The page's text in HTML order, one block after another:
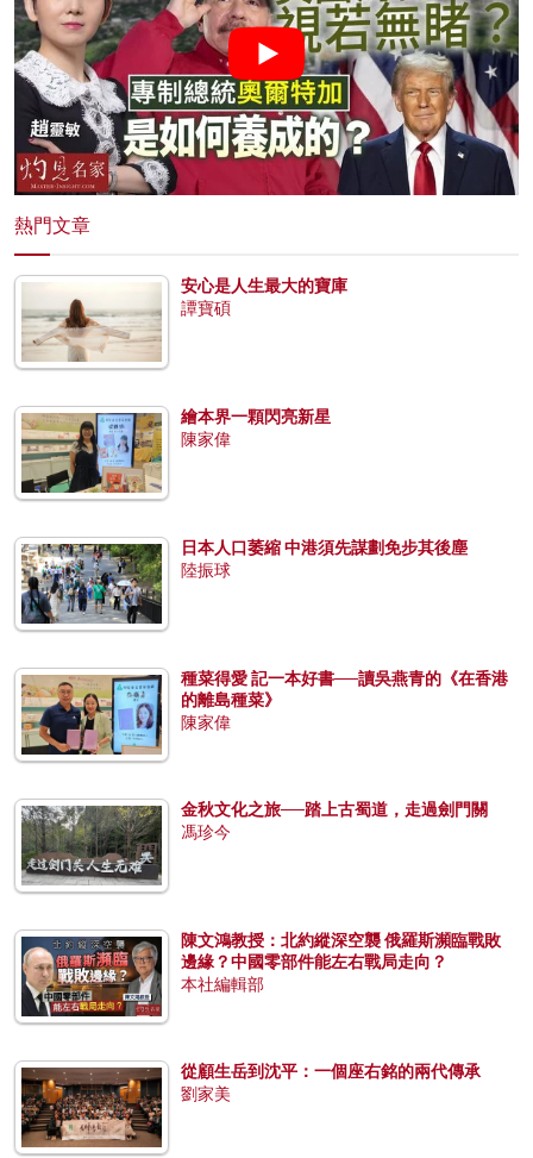
熱門文章
安心是人生最大的寶庫
譚寶碩
繪本界一顆閃亮新星
陳家偉
日本人口萎縮 中港須先謀劃免步其後塵
陸振球
種菜得愛 記一本好書──讀吳燕青的《在香港
的離島種菜》
陳家偉
金秋文化之旅──踏上古蜀道，走過劍門關
馮珍今
陳文鴻教授：北約縱深空襲 俄羅斯瀕臨戰敗
邊緣？中國零部件能左右戰局走向？
本社編輯部
從顧生岳到沈平：一個座右銘的兩代傳承
劉家美